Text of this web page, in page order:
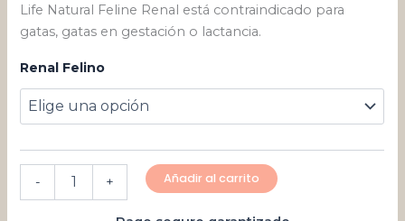
Life Natural Feline Renal está contraindicado para
gatas, gatas en gestación o lactancia.
Renal Felino
- + Añadir al carrito